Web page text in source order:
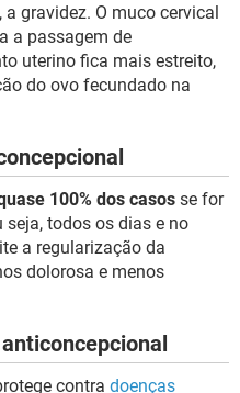
gravidez. O muco cervical
a passagem de
uterino fica mais estreito,
do ovo fecundado na
100% dos casos se for
todos os dias e no
a regularização da
dolorosa e menos
contra doenças